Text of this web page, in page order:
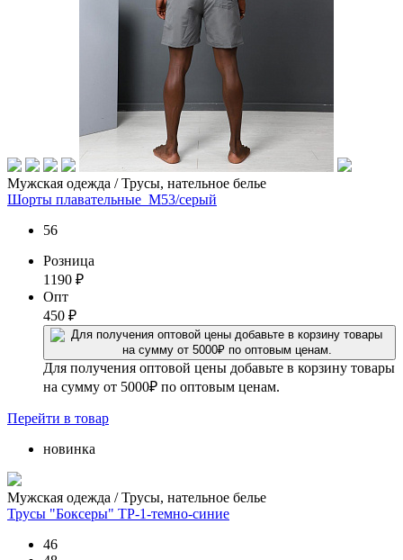
Мужская одежда / Трусы, нательное белье
Шорты плавательные_М53/серый
56
Розница
1190 ₽
Опт
450 ₽
Для получения оптовой цены добавьте в корзину товары
на сумму от 5000₽ по оптовым ценам.
Перейти в товар
новинка
Мужская одежда / Трусы, нательное белье
Трусы "Боксеры" ТР-1-темно-синие
46